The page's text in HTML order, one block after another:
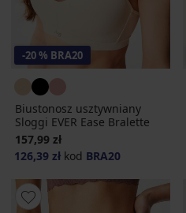
-20 % BRA20
Biustonosz usztywniany
Sloggi EVER Ease Bralette
157,99 zł
126,39 zł kod BRA20